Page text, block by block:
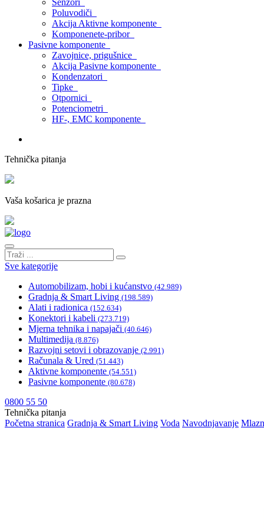
Senzori
Poluvodiči
Akcija Aktivne komponente
Komponenete-pribor
Pasivne komponente
Zavojnice, prigušnice
Akcija Pasivne komponente
Kondenzatori
Tipke
Otpornici
Potenciometri
HF-, EMC komponente
Tehnička pitanja
Vaša košarica je prazna
Sve kategorije
Automobilizam, hobi i kućanstvo (42.989)
Gradnja & Smart Living (198.589)
Alati i radionica (152.634)
Konektori i kabeli (273.719)
Mjerna tehnika i napajači (40.646)
Multimedija (8.876)
Razvojni setovi i obrazovanje (2.991)
Računala & Ured (51.443)
Aktivne komponente (54.551)
Pasivne komponente (80.678)
0800 55 50
Tehnička pitanja
Početna stranica Gradnja & Smart Living Voda Navodnjavanje